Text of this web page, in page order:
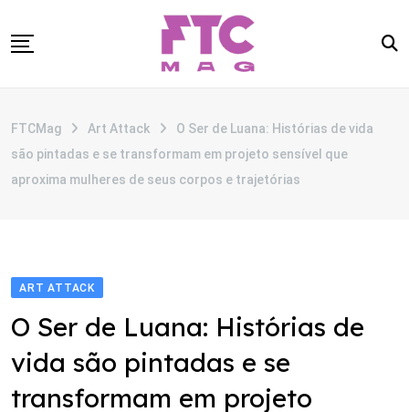
to
CATEGORIAS
ANUNCIE
FTCMag Art Attack
O Ser de Luana: Histórias de vida
são pintadas e se transformam em projeto sensível que
aproxima mulheres de seus corpos e trajetórias
ART ATTACK
O Ser de Luana: Histórias de
vida são pintadas e se
transformam em projeto